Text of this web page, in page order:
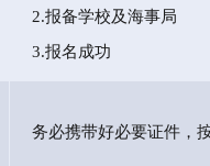
2.报备学校及海事局
3.报名成功
务必携带好必要证件，